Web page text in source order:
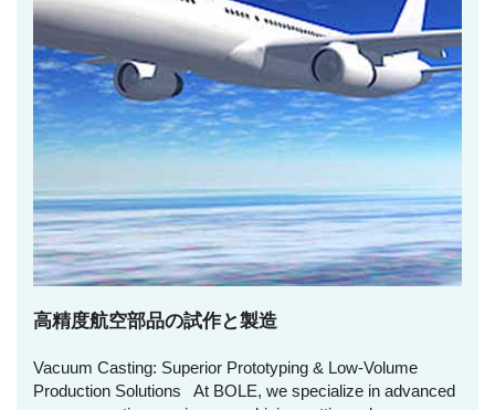
高精度航空部品の試作と製造
Vacuum Casting: Superior Prototyping & Low-Volume
Production Solutions At BOLE, we specialize in advanced